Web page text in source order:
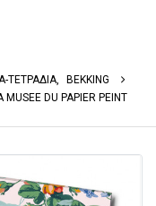
ΤΕΤΡΑΔΙΑ
BEKKING
DU PAPIER PEINT